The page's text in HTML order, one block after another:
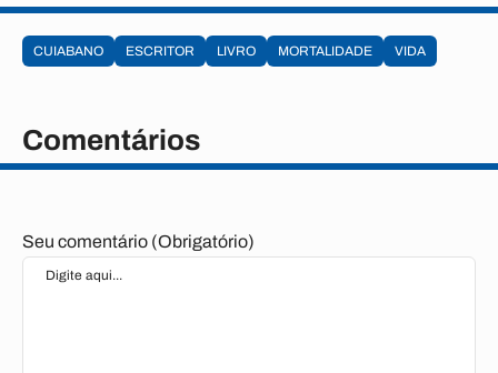
CUIABANO ESCRITOR LIVRO MORTALIDADE VIDA
Comentários
Seu comentário (Obrigatório)